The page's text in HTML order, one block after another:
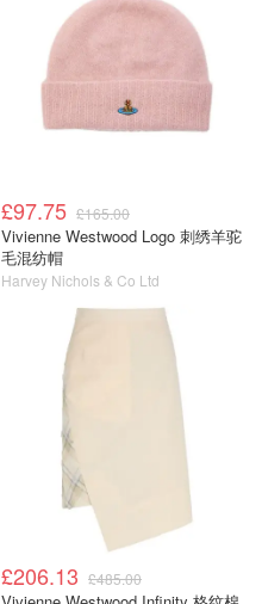
£97.75 £165.00
Vivienne Westwood Logo 刺绣羊驼
毛混纺帽
Harvey Nichols & Co Ltd
£206.13 £485.00